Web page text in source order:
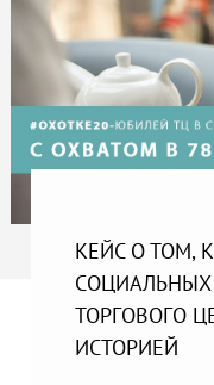
КЕЙС О ТОМ,
ТОРГОВОГО
ИСТОРИЕЙ